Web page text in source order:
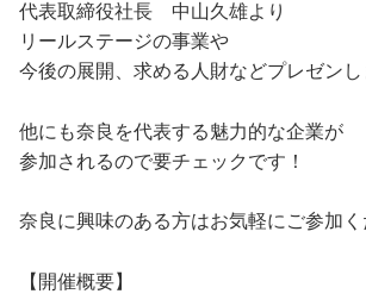
代表取締役社長 中山久雄より
リールステージの事業や
今後の展開、求める人財などプレゼンし
他にも奈良を代表する魅力的な企業が
参加されるので要チェックです！
奈良に興味のある方はお気軽にご参加
【開催概要】